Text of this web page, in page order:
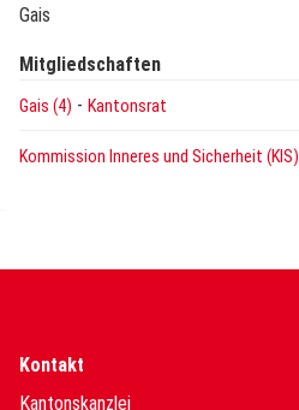
Gais
Mitgliedschaften
Gais (4) - Kantonsrat
Kommission Inneres und Sicherheit (KIS)
Kontakt
Kantonskanzlei